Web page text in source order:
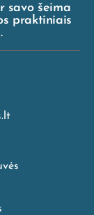
savo šeima
praktiniais